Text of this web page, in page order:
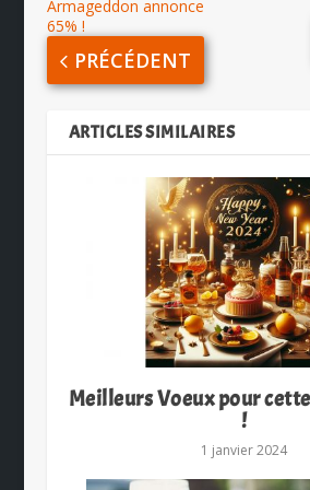
Armageddon annonce
65% !
PRÉCÉDENT
ARTICLES SIMILAIRES
Meilleurs Voeux pour
!
1 janvier 2024